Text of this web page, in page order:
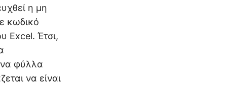
η μη
κωδικό
Excel. Έτσι,
φύλλα
να είναι